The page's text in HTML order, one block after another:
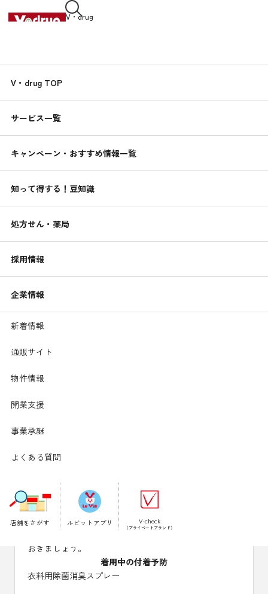
V・drug
V・drug TOP
サービス一覧
キャンペーン・おすすめ情報一覧
知って得する！豆知識
処方せん・薬局
採用情報
企業情報
新着情報
通販サイト
物件情報
開業支援
事業承継
よくある質問
店舗をさがす ルビットアプリ V-check
（プライベートブランド）
くすりんの豆知識
ーズンの習慣にしましょう。
※衣類の洗濯表示に
付着した花粉の除去
洗える衣類はこまめに洗濯
衣類に付着した花粉は、洗濯で落とすことができます。
洗える衣類はこまめに洗濯し、花粉をしっかり除去して
おきましょう。
着用中の付着予防
衣料用除菌消臭スプレー